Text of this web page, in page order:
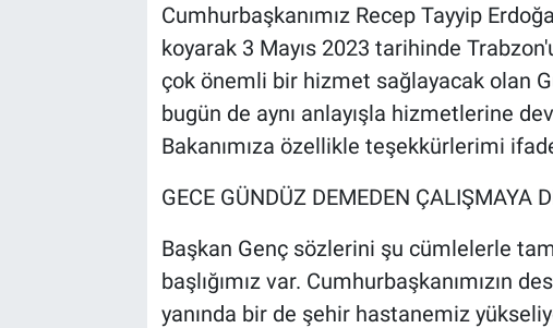
Cumhurbaşkanımız Recep Tayyip
koyarak 3 Mayıs 2023 tarihinde
çok önemli bir hizmet sağlayacak olan
bugün de aynı anlayışla hizmetlerine
Bakanımıza özellikle teşekkürlerimi
GECE GÜNDÜZ DEMEDEN ÇALIŞMAYA
Başkan Genç sözlerini şu cümlelerle
başlığımız var. Cumhurbaşkanımızın
yanında bir de şehir hastanemiz